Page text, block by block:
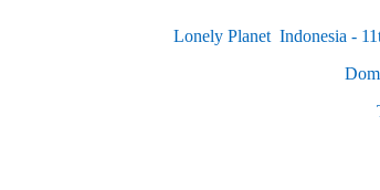
Lonely Planet  Indonesia -